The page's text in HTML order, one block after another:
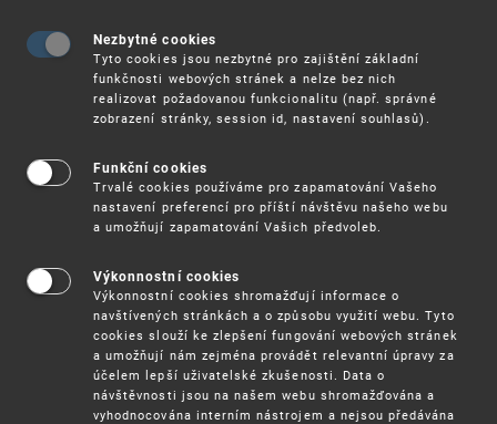
Vynálezy / Patenty
Užitnévzory
Ochrannéznámky
Nezbytné cookies
Tyto cookies jsou nezbytné pro zajištění základní
funkčnosti webových stránek a nelze bez nich
realizovat požadovanou funkcionalitu (např. správné
zobrazení stránky, session id, nastavení souhlasů).
Funkční cookies
Trvalé cookies používáme pro zapamatování Vašeho
nastavení preferencí pro příští návštěvu našeho webu
a umožňují zapamatování Vašich předvoleb.
Výkonnostní cookies
Výkonnostní cookies shromažďují informace o
navštívených stránkách a o způsobu využití webu. Tyto
cookies slouží ke zlepšení fungování webových stránek
a umožňují nám zejména provádět relevantní úpravy za
účelem lepší uživatelské zkušenosti. Data o
návštěvnosti jsou na našem webu shromažďována a
vyhodnocována interním nástrojem a nejsou předávána